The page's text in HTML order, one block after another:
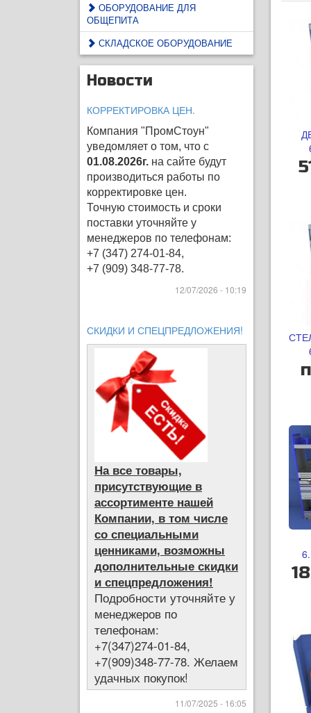
ОБОРУДОВАНИЕ ДЛЯ
ОБЩЕПИТА
СКЛАДСКОЕ ОБОРУДОВАНИЕ
Новости
КОРРЕКТИРОВКА ЦЕН.
Компания "ПромСтоун"
уведомляет о том, что с
01.08.2026г. на сайте будут
производиться работы по
корректировке цен.
Точную стоимость и сроки
поставки уточняйте у
менеджеров по телефонам:
+7 (347) 274-01-84,
+7 (909) 348-77-78.
12/07/2026 - 10:19
СКИДКИ И СПЕЦПРЕДЛОЖЕНИЯ!
На все товары,
присутствующие в
ассортименте нашей
Компании, в том числе
со специальными
ценниками, возможны
дополнительные скидки
и спецпредложения!
Подробности уточняйте у
менеджеров по
телефонам:
+7(347)274-01-84,
+7(909)348-77-78. Желаем
удачных покупок!
11/07/2025 - 16:05